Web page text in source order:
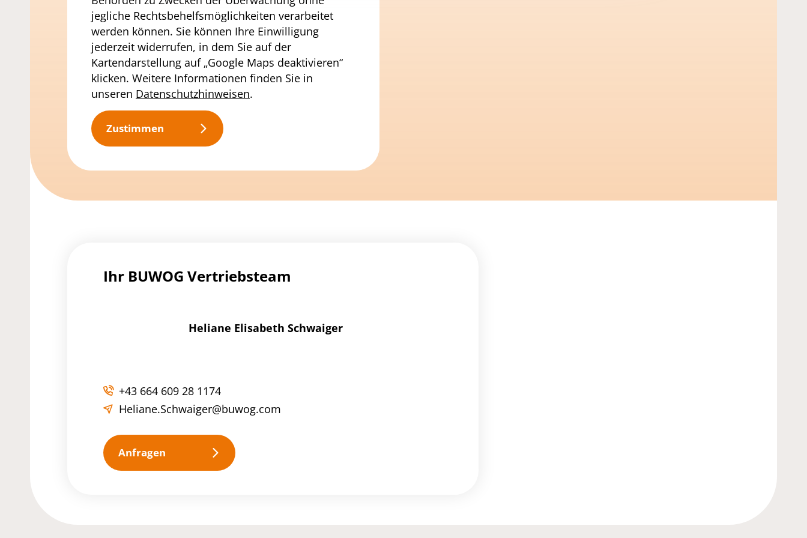
jegliche Rechtsbehelfsmöglichkeiten verarbeitet
werden können. Sie können Ihre Einwilligung
jederzeit widerrufen, in dem Sie auf der
Kartendarstellung auf „Google Maps deaktivieren“
klicken. Weitere Informationen finden Sie in
unseren Datenschutzhinweisen.
Zustimmen
Ihr BUWOG Vertriebsteam
Heliane Elisabeth Schwaiger
+43 664 609 28 1174
Heliane.Schwaiger@buwog.com
Anfragen